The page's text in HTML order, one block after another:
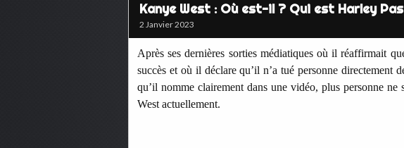
Kanye West : Où est-il ? Qui est Harley
2 Janvier 2023
Après ses dernières sorties médiatiques où il réaffirmait
succès et où il déclare qu’il n’a tué personne directement
qu’il nomme clairement dans une vidéo, plus personne
West actuellement.